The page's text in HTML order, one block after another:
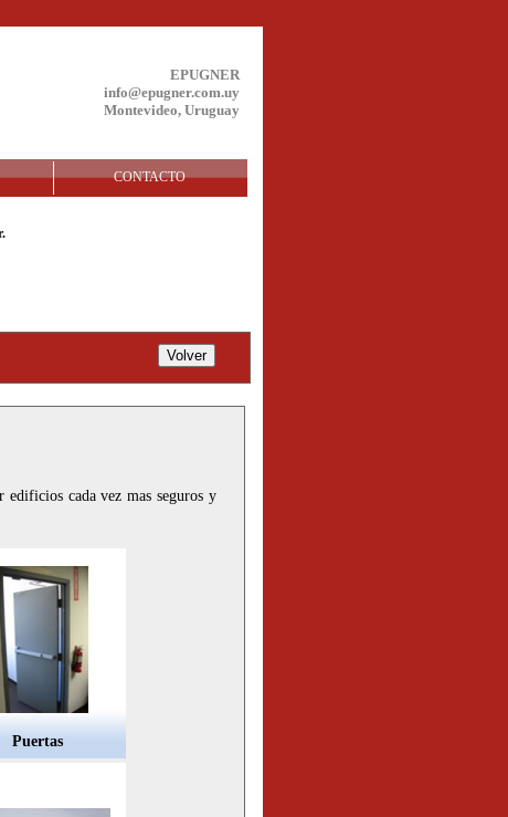
EPUGNER
info@epugner.com.uy
Montevideo, Uruguay
CONTACTO
edificios cada vez mas seguros y
Puertas